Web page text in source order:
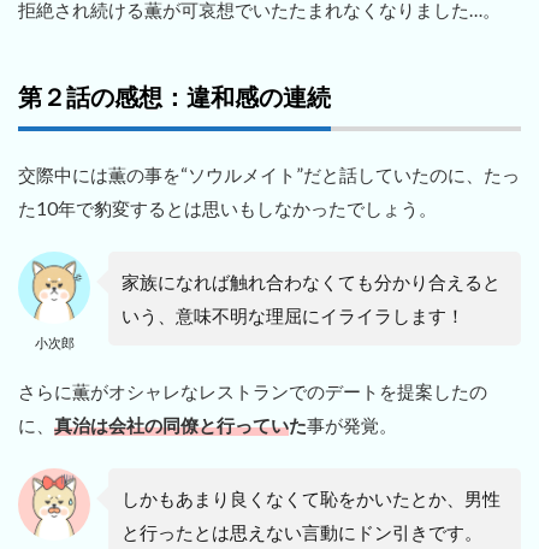
拒絶され続ける薫が可哀想でいたたまれなくなりました…。
第２話の感想：違和感の連続
交際中には薫の事を“ソウルメイト”だと話していたのに、たっ
た10年で豹変するとは思いもしなかったでしょう。
小次郎
家族になれば触れ合わなくても分かり合えると
いう、意味不明な理屈にイライラします！
さらに薫がオシャレなレストランでのデートを提案したの
に、 真治は会社の同僚と行っていた事が発覚。
しかもあまり良くなくて恥をかいたとか、男性
と行ったとは思えない言動にドン引きです。